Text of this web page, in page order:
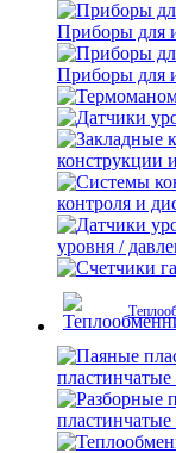
Приборы для
Приборы для
конструкции
контроля и
уровня /